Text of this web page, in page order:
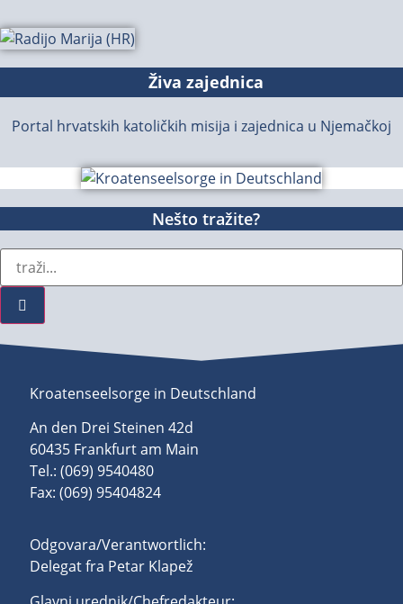
Živa zajednica
Portal hrvatskih katoličkih misija i zajednica u Njemačkoj
Nešto tražite?
Kroatenseelsorge in Deutschland
An den Drei Steinen 42d
60435 Frankfurt am Main
Tel.: (069) 9540480
Fax: (069) 95404824
Odgovara/Verantwortlich:
Delegat fra Petar Klapež